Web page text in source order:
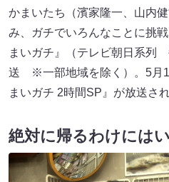
かまいたち（濱家隆一、山内
み、ガチでいろんなことに挑
まいガチ』（テレビ朝日系列
送 ※一部地域を除く）。5月1
まいガチ 2時間SP』が放送され
絶対に帰るわけには